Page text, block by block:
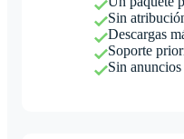
Sin
Descargas
Soporte
Sin anuncios